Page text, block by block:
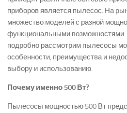
приборов является пылесос. На
множество моделей с разной
функциональными возможностями.
подробно рассмотрим пылесосы
особенности, преимущества и
выбору и использованию.
Почему именно 500 Вт?
Пылесосы мощностью 500 Вт